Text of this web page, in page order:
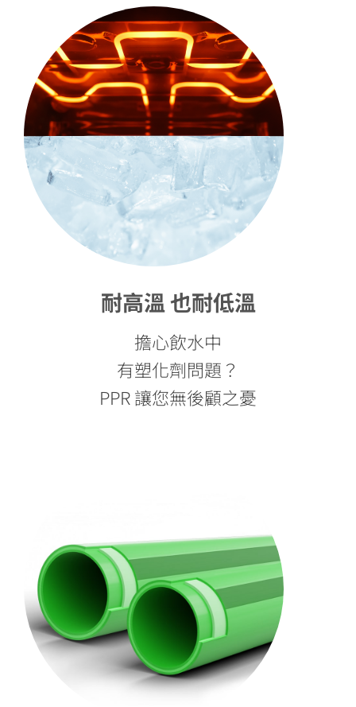
耐高溫 也耐低溫
擔心飲水中
有塑化劑問題？
PPR 讓您無後顧之憂